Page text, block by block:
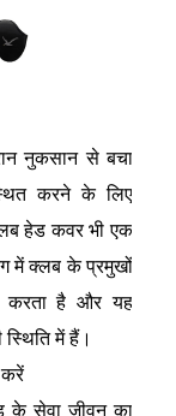
नुकसान से बचा
करने के लिए
हेड कवर भी एक
में क्लब के प्रमुखों
करता है और यह
में हैं।
करें
के सेवा जीवन का